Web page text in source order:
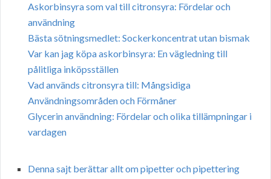
Askorbinsyra som val till citronsyra: Fördelar och
användning
Bästa sötningsmedlet: Sockerkoncentrat utan bismak
Var kan jag köpa askorbinsyra: En vägledning till
pålitliga inköpsställen
Vad används citronsyra till: Mångsidiga
Användningsområden och Förmåner
Glycerin användning: Fördelar och olika tillämpningar i
vardagen
Denna sajt berättar allt om pipetter och pipettering